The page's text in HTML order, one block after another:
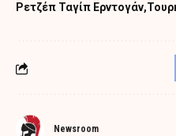
Ρετζέπ Ταγίπ Ερντογάν
Newsroom